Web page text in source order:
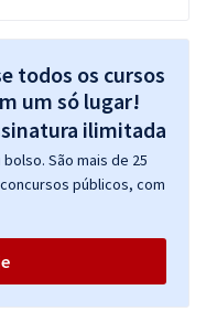
todos os cursos
um só lugar!
São mais de 25
públicos, com